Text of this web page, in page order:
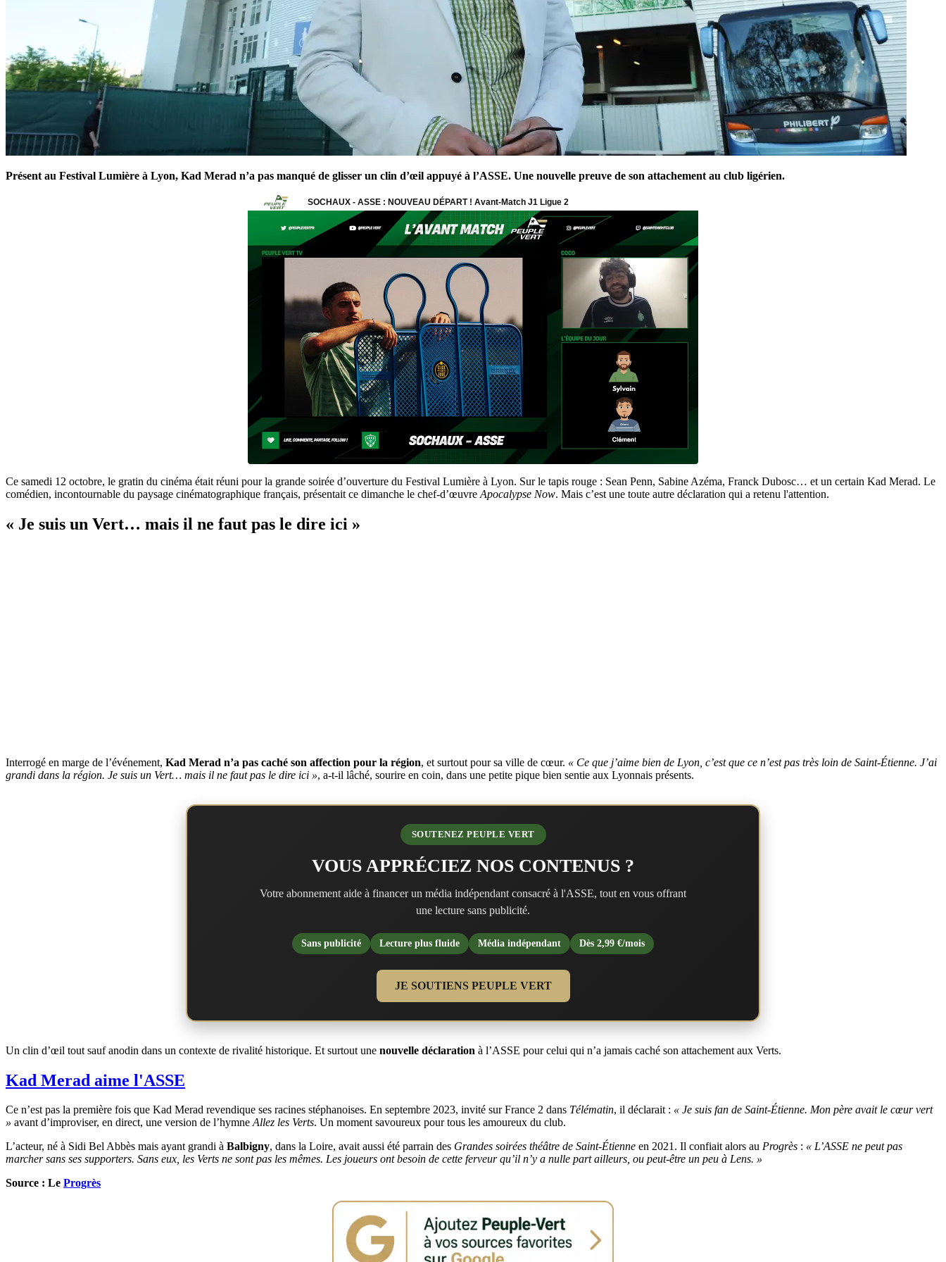
Présent au Festival Lumière à Lyon, Kad Merad n’a pas manqué de glisser un clin d’œil appuyé à l’ASSE. Une nouvelle preuve de son attachement au club ligérien.
Ce samedi 12 octobre, le gratin du cinéma était réuni pour la grande soirée d’ouverture du Festival Lumière à Lyon. Sur le tapis rouge : Sean Penn, Sabine Azéma, Franck Dubosc… et un certain Kad Merad. Le
comédien, incontournable du paysage cinématographique français, présentait ce dimanche le chef-d’œuvre Apocalypse Now. Mais c’est une toute autre déclaration qui a retenu l'attention.
« Je suis un Vert… mais il ne faut pas le dire ici »
Interrogé en marge de l’événement, Kad Merad n’a pas caché son affection pour la région, et surtout pour sa ville de cœur. « Ce que j’aime bien de Lyon, c’est que ce n’est pas très loin de Saint-Étienne. J’ai
grandi dans la région. Je suis un Vert… mais il ne faut pas le dire ici », a-t-il lâché, sourire en coin, dans une petite pique bien sentie aux Lyonnais présents.
SOUTENEZ PEUPLE VERT
VOUS APPRÉCIEZ NOS CONTENUS ?
Votre abonnement aide à financer un média indépendant consacré à l'ASSE, tout en vous offrant
une lecture sans publicité.
Sans publicité Lecture plus fluide Média indépendant Dès 2,99 €/mois
JE SOUTIENS PEUPLE VERT
Un clin d’œil tout sauf anodin dans un contexte de rivalité historique. Et surtout une nouvelle déclaration à l’ASSE pour celui qui n’a jamais caché son attachement aux Verts.
Kad Merad aime l'ASSE
Ce n’est pas la première fois que Kad Merad revendique ses racines stéphanoises. En septembre 2023, invité sur France 2 dans Télématin, il déclarait : « Je suis fan de Saint-Étienne. Mon père avait le cœur vert
» avant d’improviser, en direct, une version de l’hymneAllez les Verts. Un moment savoureux pour tous les amoureux du club.
L’acteur, né à Sidi Bel Abbès mais ayant grandi à Balbigny, dans la Loire, avait aussi été parrain des Grandes soirées théâtre de Saint-Étienne en 2021. Il confiait alors au Progrès : « L’ASSE ne peut pas
marcher sans ses supporters. Sans eux, les Verts ne sont pas les mêmes. Les joueurs ont besoin de cette ferveur qu’il n’y a nulle part ailleurs, ou peut-être un peu à Lens. »
Source : Le Progrès